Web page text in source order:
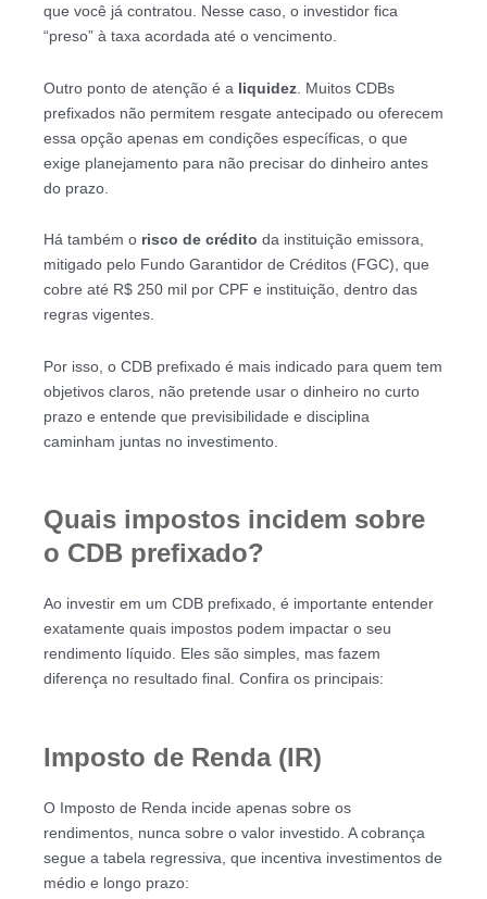
que você já contratou. Nesse caso, o investidor fica
“preso” à taxa acordada até o vencimento.
Outro ponto de atenção é a liquidez . Muitos CDBs
prefixados não permitem resgate antecipado ou oferecem
essa opção apenas em condições específicas, o que
exige planejamento para não precisar do dinheiro antes
do prazo.
Há também o risco de crédito da instituição emissora,
mitigado pelo Fundo Garantidor de Créditos (FGC), que
cobre até R$ 250 mil por CPF e instituição, dentro das
regras vigentes.
Por isso, o CDB prefixado é mais indicado para quem tem
objetivos claros, não pretende usar o dinheiro no curto
prazo e entende que previsibilidade e disciplina
caminham juntas no investimento.
Quais impostos incidem sobre
o CDB prefixado?
Ao investir em um CDB prefixado, é importante entender
exatamente quais impostos podem impactar o seu
rendimento líquido. Eles são simples, mas fazem
diferença no resultado final. Confira os principais:
Imposto de Renda (IR)
O Imposto de Renda incide apenas sobre os
rendimentos, nunca sobre o valor investido. A cobrança
segue a tabela regressiva, que incentiva investimentos de
médio e longo prazo: